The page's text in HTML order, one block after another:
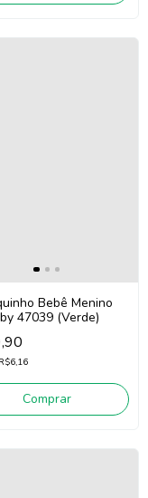
Bebê Menino
47039 (Verde)
R$6,16
Comprar